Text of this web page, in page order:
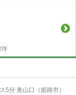
坪
5分 奥山口（姫路市）